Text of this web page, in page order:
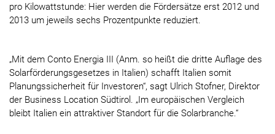
pro Kilowattstunde: Hier werden die Fördersätze erst 2012 und
2013 um jeweils sechs Prozentpunkte reduziert.
„Mit dem Conto Energia III (Anm. so heißt die dritte Auflage des
Solarförderungsgesetzes in Italien) schafft Italien somit
Planungssicherheit für Investoren“, sagt Ulrich Stofner, Direktor
der Business Location Südtirol. „Im europäischen Vergleich
bleibt Italien ein attraktiver Standort für die Solarbranche.“